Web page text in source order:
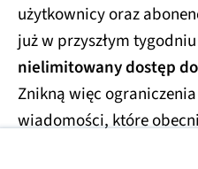
użytkownicy oraz
już w przyszłym
nielimitowany dostęp
Znikną więc
wiadomości, które